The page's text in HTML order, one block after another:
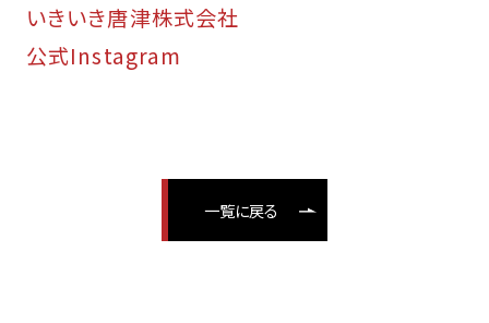
いきいき唐津株式会社
公式Instagram
一覧に戻る